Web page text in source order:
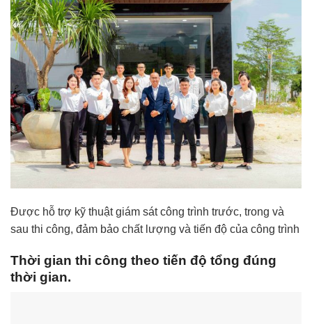
Được hỗ trợ kỹ thuật giám sát công trình trước, trong và
sau thi công, đảm bảo chất lượng và tiến độ của công trình
Thời gian thi công theo tiến độ tổng đúng
thời gian.